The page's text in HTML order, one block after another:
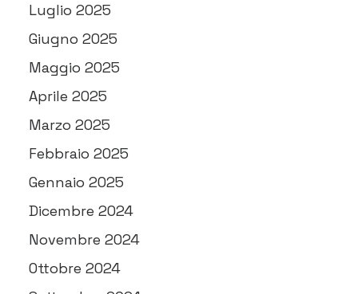
Luglio 2025
Giugno 2025
Maggio 2025
Aprile 2025
Marzo 2025
Febbraio 2025
Gennaio 2025
Dicembre 2024
Novembre 2024
Ottobre 2024